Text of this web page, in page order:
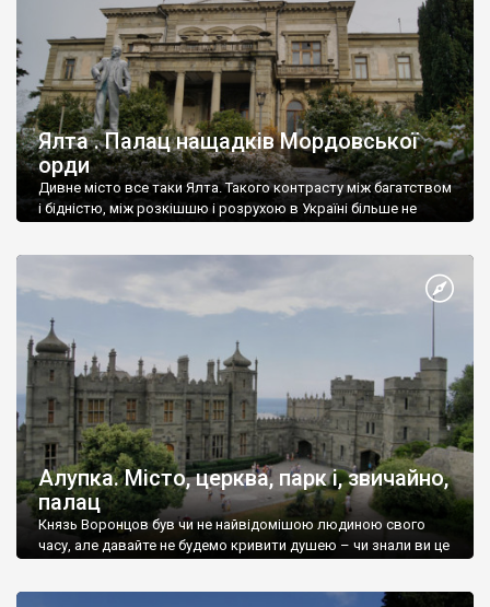
Ялта . Палац нащадків Мордовської
орди
Дивне місто все таки Ялта. Такого контрасту між багатством
і бідністю, між розкішшю і розрухою в Україні більше не
Алупка. Місто, церква, парк і, звичайно,
палац
Князь Воронцов був чи не найвідомішою людиною свого
часу, але давайте не будемо кривити душею – чи знали ви це